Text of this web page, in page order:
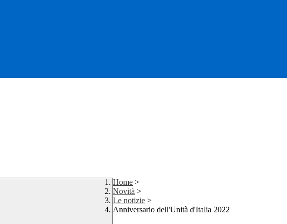
Home >
Novità >
Le notizie >
Anniversario dell'Unità d'Italia 2022